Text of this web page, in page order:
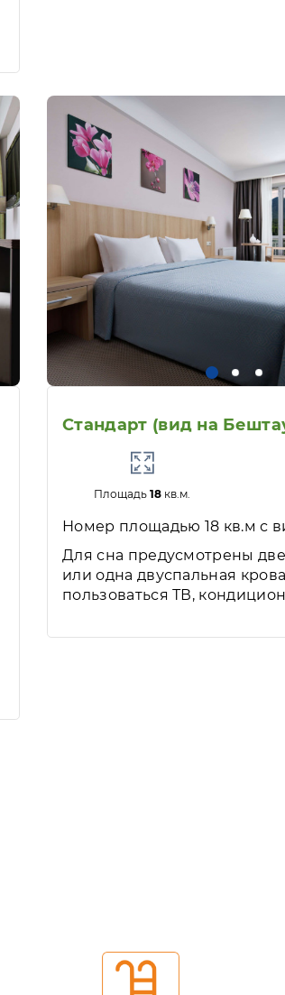
Стандарт (вид на
Площадь18 кв.м.
Номер площадью 18 кв.м с
Для сна предусмотрены
или одна двуспальная
пользоваться ТВ,